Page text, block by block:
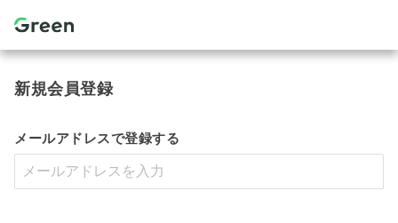
新規会員登録
メールアドレスで登録する